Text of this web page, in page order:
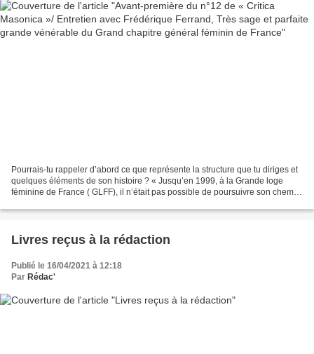
Pourrais-tu rappeler d’abord ce que représente la structure que tu diriges et
quelques éléments de son histoire ? « Jusqu’en 1999, à la Grande loge
féminine de France ( GLFF), il n’était pas possible de poursuivre son chemin
Livres reçus à la rédaction
Publié le 16/04/2021 à 12:18
Par Rédac'